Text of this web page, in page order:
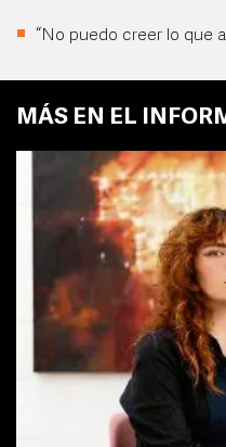
“No puedo creer lo que
MÁS EN EL